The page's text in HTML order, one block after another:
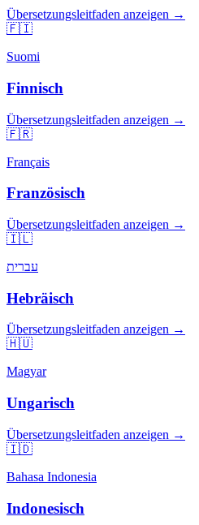
Übersetzungsleitfaden anzeigen →
🇫🇮
Suomi
Finnisch
Übersetzungsleitfaden anzeigen →
🇫🇷
Français
Französisch
Übersetzungsleitfaden anzeigen →
🇮🇱
עברית
Hebräisch
Übersetzungsleitfaden anzeigen →
🇭🇺
Magyar
Ungarisch
Übersetzungsleitfaden anzeigen →
🇮🇩
Bahasa Indonesia
Indonesisch